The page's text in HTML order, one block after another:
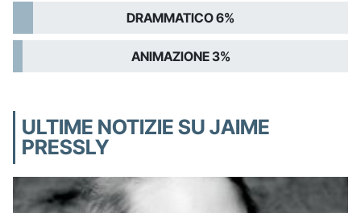
DRAMMATICO 6%
ANIMAZIONE 3%
ULTIME NOTIZIE SU JAIME
PRESSLY